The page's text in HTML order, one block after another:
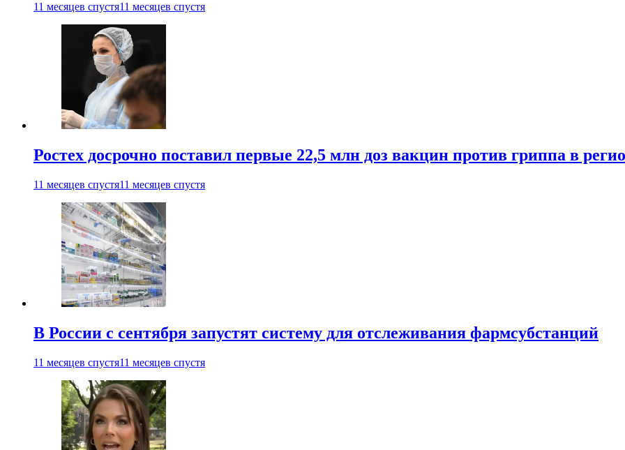
11 месяцев спустя11 месяцев спустя
Ростех досрочно поставил первые 22,5 млн доз вакцин против гриппа в
11 месяцев спустя11 месяцев спустя
В России с сентября запустят систему для отслеживания фармсубстанций
11 месяцев спустя11 месяцев спустя